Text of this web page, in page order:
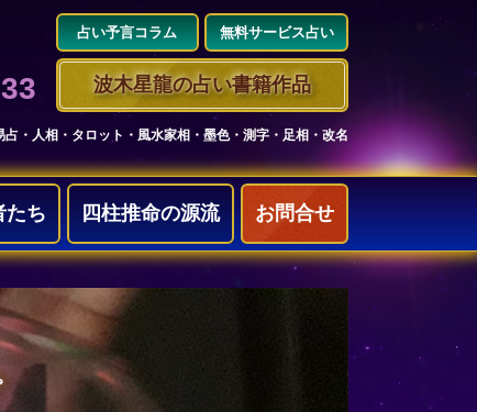
占い予言コラム 無料サービス占い
波木星龍の占い書籍作品
・人相・タロット・風水家相・墨色・測字・足相・改名
たち 四柱推命の源流 お問合せ